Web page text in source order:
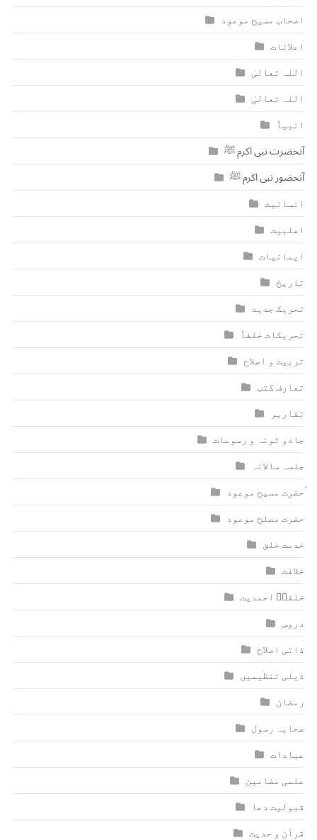
اصحاب مسیح موعود
اعلانات
اللہ تعالیٰ
اللہ تعالیٰ
انبیاٗ
آنحضرت نبی اکرم ﷺ
آنحضور نبی اکرم ﷺ
انسانیت
اھلبیت
ایمانیات
تاریخ
تحریک جدید
تحریکات خلفاٗ
تربیت و اصلاح
تعارف کتب
تقاریر
جادو ٹونہ و رسومات
جلسہ سالانہ
ٰؑحضرت مسیح موعود
حضرت مصلح موعود
خدمت خلق
خلافت
خلفاؑ احمدیت
دروس
ذاتی اصلاح
ذیلی تنظیمیں
رمضان
صحابہ رسول
عبادات
علمی مضامین
قبولیت دعا
قرآن و حدیث